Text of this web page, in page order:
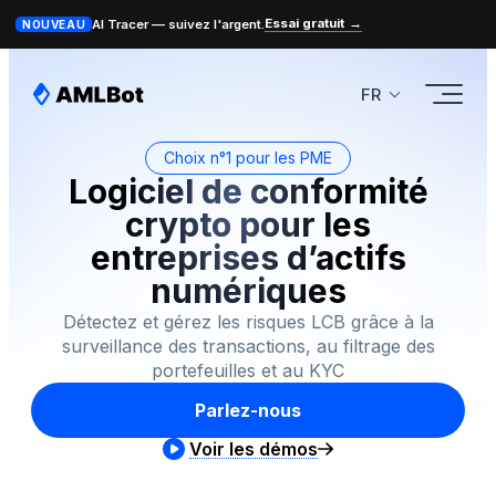
NOUVEAU AI Tracer — suivez l'argent. Essai gratuit →
FR
Choix n°1 pour les PME
Logiciel de conformité
crypto pour les
entreprises d’actifs
numériques
Détectez et gérez les risques LCB grâce à la
surveillance des transactions, au filtrage des
portefeuilles et au KYC
Parlez-nous
Voir les démos